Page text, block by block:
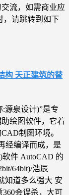
流，如需商业应
，请跳转到如下
构 天正建筑的替
源泉设计)”是专
绘图软件，它着
制图环境。
经编译而成，是
件 AutoCAD 的
64bit)/浩辰
知道多么强大 安
360会误杀，大可